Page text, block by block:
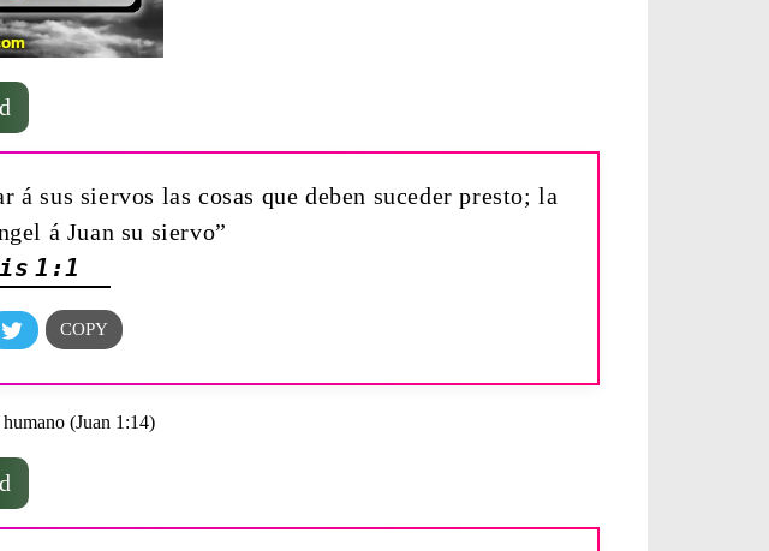
sus siervos las cosas que deben suceder presto; la
á Juan su siervo”
1:1